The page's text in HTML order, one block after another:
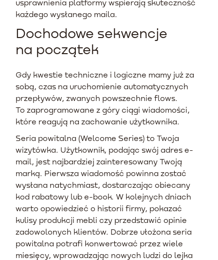
usprawnienia platformy wspierają skuteczność
każdego wysłanego maila.
Dochodowe sekwencje
na początek
Gdy kwestie techniczne i logiczne mamy już za
sobą, czas na uruchomienie automatycznych
przepływów, zwanych powszechnie flows.
To zaprogramowane z góry ciągi wiadomości,
które reagują na zachowanie użytkownika.
Seria powitalna (Welcome Series) to Twoja
wizytówka. Użytkownik, podając swój adres e-
mail, jest najbardziej zainteresowany Twoją
marką. Pierwsza wiadomość powinna zostać
wysłana natychmiast, dostarczając obiecany
kod rabatowy lub e-book. W kolejnych dniach
warto opowiedzieć o historii firmy, pokazać
kulisy produkcji mebli czy przedstawić opinie
zadowolonych klientów. Dobrze ułożona seria
powitalna potrafi konwertować przez wiele
miesięcy, wprowadzając nowych ludzi do lejka